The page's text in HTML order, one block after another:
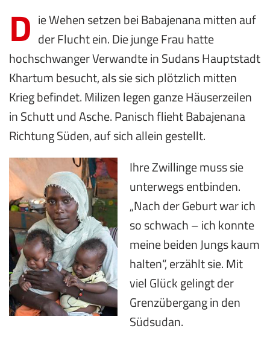
D ie Wehen setzen bei Babajenana mitten auf
der Flucht ein. Die junge Frau hatte
hochschwanger Verwandte in Sudans Hauptstadt
Khartum besucht, als sie sich plötzlich mitten
Krieg befindet. Milizen legen ganze Häuserzeilen
in Schutt und Asche. Panisch flieht Babajenana
Richtung Süden, auf sich allein gestellt.
Ihre Zwillinge muss sie
unterwegs entbinden.
„Nach der Geburt war ich
so schwach – ich konnte
meine beiden Jungs kaum
halten“, erzählt sie. Mit
viel Glück gelingt der
Grenzübergang in den
Südsudan.